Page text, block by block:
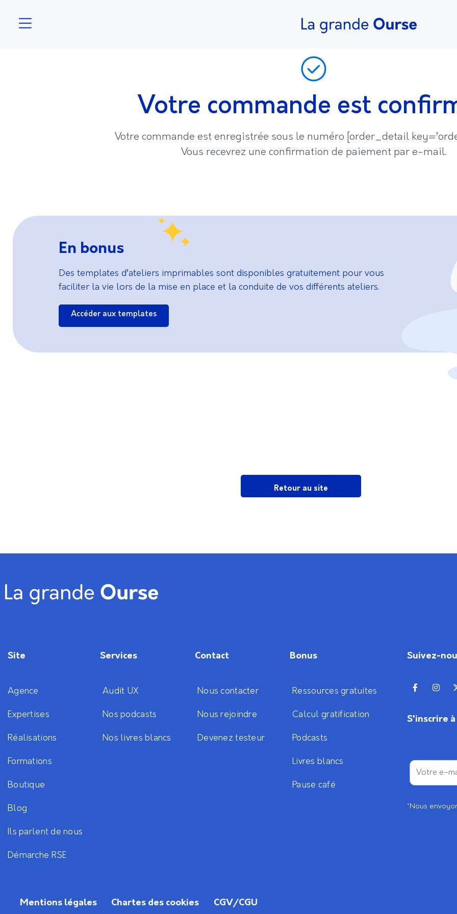
Votre commande est
Votre commande est enregistrée sous le numéro [order_detail
Vous recevrez une confirmation de paiement par e-mail.
En bonus
Des templates d’ateliers imprimables sont disponibles gratuitement pour vous
faciliter la vie lors de la mise en place et la conduite de vos différents ateliers.
Accéder aux templates
Retour au site
Site
Agence
Expertises
Réalisations
Formations
Boutique
Blog
Ils parlent de nous
Démarche RSE
Services
Audit UX
Nos podcasts
Nos livres blancs
Contact
Nous contacter
Nous rejoindre
Devenez testeur
Bonus
Ressources gratuites
Calcul gratification
Podcasts
Livres blancs
Pause café
Suivez-
S'inscrire
*Nous
Mentions légales Chartes des cookies CGV/CGU